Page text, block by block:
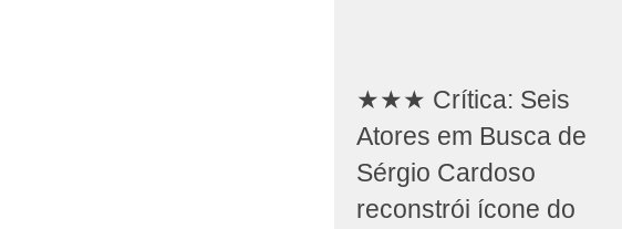
★★★ Crítica: Seis
Atores em Busca de
Sérgio Cardoso
reconstrói ícone do